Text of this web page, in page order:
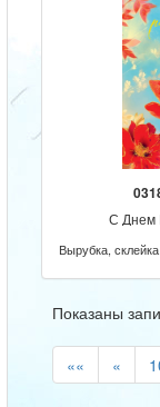
С Днем
Вырубка,
Показаны
«« «